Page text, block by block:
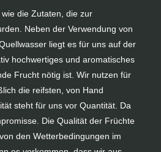
die Zutaten, die zur
Neben der Verwendung von
liegt es für uns auf der
hochwertiges und aromatisches
Frucht nötig ist. Wir nutzen für
die reifsten, von Hand
steht für uns vor Quantität. Da
Die Qualität der Früchte
den Wetterbedingungen im